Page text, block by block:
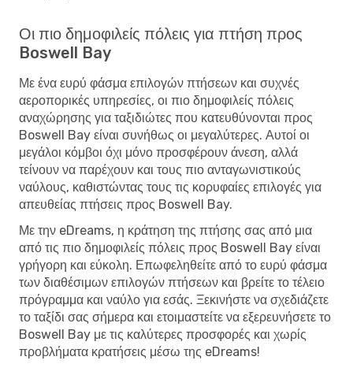
Οι πιο δημοφιλείς πόλεις για πτήση προς
Boswell Bay
Με ένα ευρύ φάσμα επιλογών πτήσεων και συχνές
αεροπορικές υπηρεσίες, οι πιο δημοφιλείς πόλεις
αναχώρησης για ταξιδιώτες που κατευθύνονται προς
Boswell Bay είναι συνήθως οι μεγαλύτερες. Αυτοί οι
μεγάλοι κόμβοι όχι μόνο προσφέρουν άνεση, αλλά
τείνουν να παρέχουν και τους πιο ανταγωνιστικούς
ναύλους, καθιστώντας τους τις κορυφαίες επιλογές για
απευθείας πτήσεις προς Boswell Bay.
Με την eDreams, η κράτηση της πτήσης σας από μια
από τις πιο δημοφιλείς πόλεις προς Boswell Bay είναι
γρήγορη και εύκολη. Επωφεληθείτε από το ευρύ φάσμα
των διαθέσιμων επιλογών πτήσεων και βρείτε το τέλειο
πρόγραμμα και ναύλο για εσάς. Ξεκινήστε να σχεδιάζετε
το ταξίδι σας σήμερα και ετοιμαστείτε να εξερευνήσετε το
Boswell Bay με τις καλύτερες προσφορές και χωρίς
προβλήματα κρατήσεις μέσω της eDreams!